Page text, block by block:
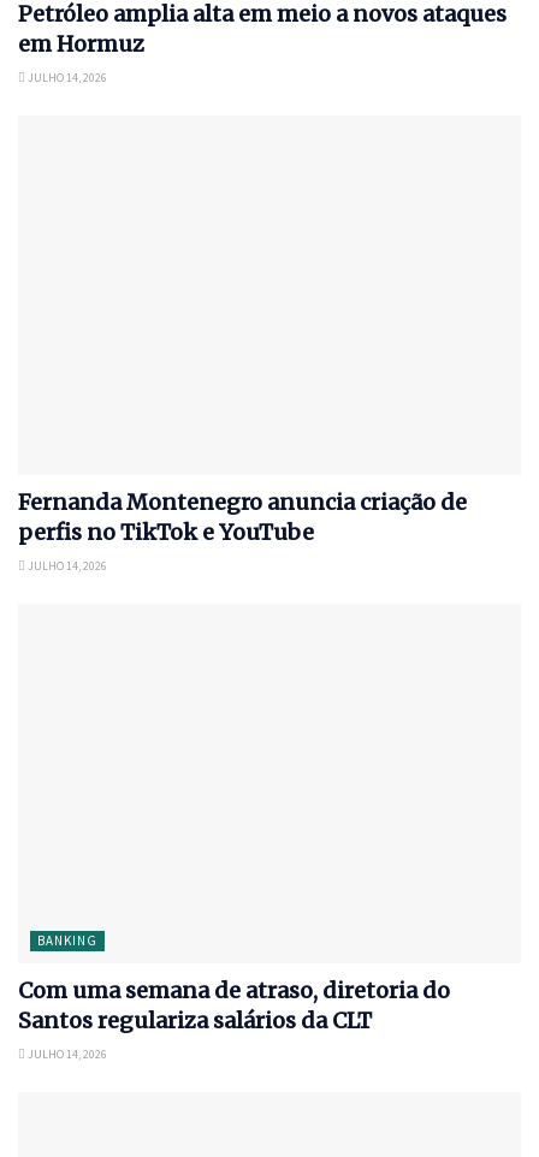
Petróleo amplia alta em meio a novos ataques
em Hormuz
JULHO 14, 2026
Fernanda Montenegro anuncia criação de
perfis no TikTok e YouTube
JULHO 14, 2026
BANKING
Com uma semana de atraso, diretoria do
Santos regulariza salários da CLT
JULHO 14, 2026